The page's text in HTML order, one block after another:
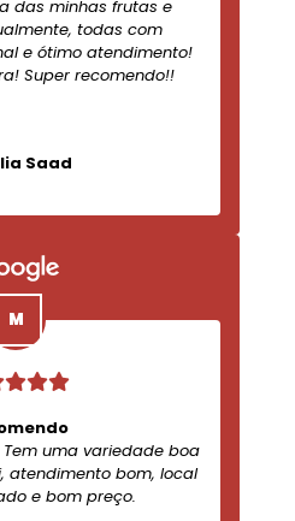
das minhas frutas e
todas com
e ótimo atendimento!
Super recomendo!!
Saad
uma variedade boa
atendimento bom, local
e bom preço.